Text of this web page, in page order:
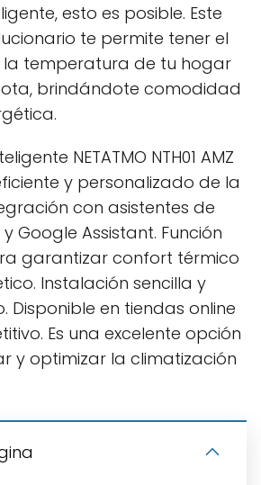
esto es posible. Este
te permite tener el
temperatura de tu hogar
brindándote comodidad
NETATMO NTH01 AMZ
y personalizado de la
con asistentes de
Google Assistant. Función
garantizar confort térmico
Instalación sencilla y
Disponible en tiendas online
Es una excelente opción
y optimizar la climatización